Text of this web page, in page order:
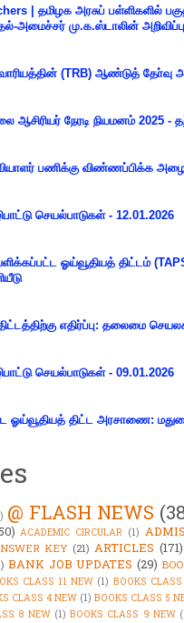
| தமிழக அரசுப் பள்ளிகளில்
அமைச்சர் மு.க.ஸ்டாலின்
வாரியத்தின் (TRB) ஆண்டுத்
ஆசிரியர் நேரடி நியமனம் 2025 -
பணிக்கு விண்ணப்பிக்க
செயல்பாடுகள் - 12.01.2026
ஓய்வூதியத் திட்டம்
திட்டத்திற்கு எதிர்ப்பு: தலைமை
செயல்பாடுகள் - 09.01.2026
ஓய்வூதியத் திட்ட அரசாணை:
@ FLASH NEWS
ACADEMIC CIRCULAR (1)
KEY (21) ARTICLES (171)
BANK JOB UPDATES (29)
CLASS 11 NEW (1) BOOKS
CLASS 4 NEW (1) BOOKS CLASS 5
8 NEW (1) BOOKS CLASS 9 NEW